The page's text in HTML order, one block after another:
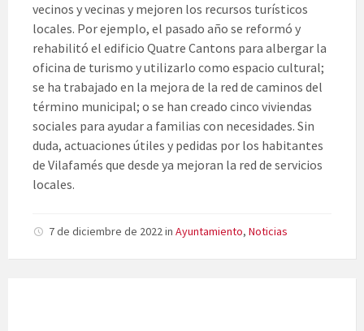
vecinos y vecinas y mejoren los recursos turísticos
locales. Por ejemplo, el pasado año se reformó y
rehabilitó el edificio Quatre Cantons para albergar la
oficina de turismo y utilizarlo como espacio cultural;
se ha trabajado en la mejora de la red de caminos del
término municipal; o se han creado cinco viviendas
sociales para ayudar a familias con necesidades. Sin
duda, actuaciones útiles y pedidas por los habitantes
de Vilafamés que desde ya mejoran la red de servicios
locales.
7 de diciembre de 2022in Ayuntamiento, Noticias